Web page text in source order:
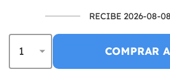
RECIBE 2026-08-08
COMPRAR